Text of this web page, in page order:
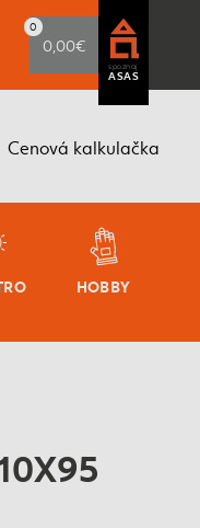
0
0,00€
spoznaj
ASAS
Cenová kalkulačka
HOBBY